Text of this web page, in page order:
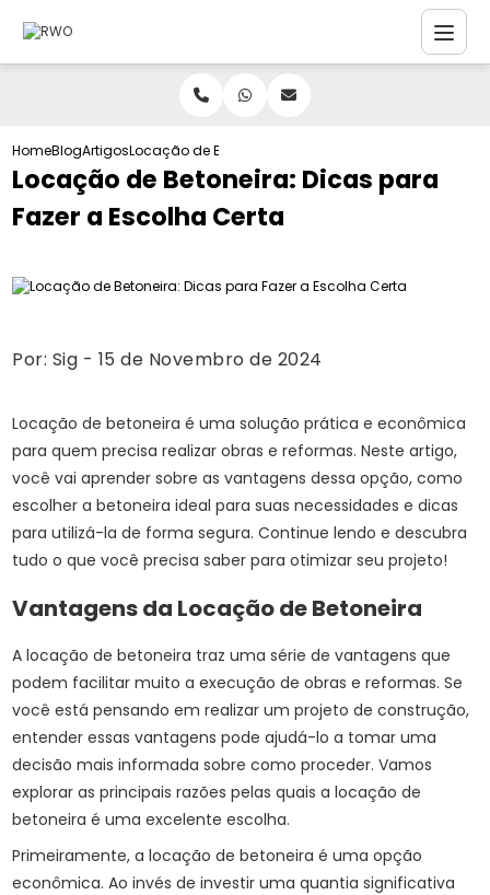
HomeBlogArtigosLocação de Betoneira: Dicas para Fazer a Escolha
Locação de Betoneira: Dicas para
Fazer a Escolha Certa
Por: Sig - 15 de Novembro de 2024
Locação de betoneira é uma solução prática e econômica
para quem precisa realizar obras e reformas. Neste artigo,
você vai aprender sobre as vantagens dessa opção, como
escolher a betoneira ideal para suas necessidades e dicas
para utilizá-la de forma segura. Continue lendo e descubra
tudo o que você precisa saber para otimizar seu projeto!
Vantagens da Locação de Betoneira
A locação de betoneira traz uma série de vantagens que
podem facilitar muito a execução de obras e reformas. Se
você está pensando em realizar um projeto de construção,
entender essas vantagens pode ajudá-lo a tomar uma
decisão mais informada sobre como proceder. Vamos
explorar as principais razões pelas quais a locação de
betoneira é uma excelente escolha.
Primeiramente, a locação de betoneira é uma opção
econômica. Ao invés de investir uma quantia significativa